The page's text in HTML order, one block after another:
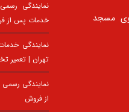
مسجد
نمایندگی
خدمات پس از
نمایندگی
تهران | تعمیر
نمایندگی
از فروش